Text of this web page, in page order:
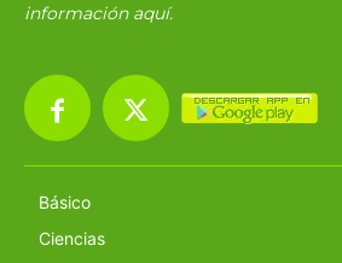
información aquí.
Básico
Ciencias